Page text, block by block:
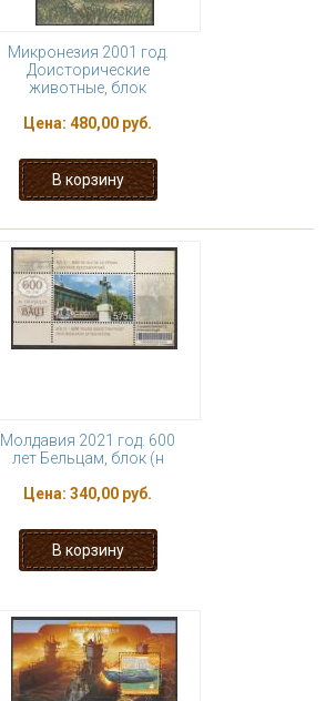
Микронезия 2001 год.
Доисторические
животные, блок
Цена: 480,00 руб.
Молдавия 2021 год. 600
лет Бельцам, блок (н
Цена: 340,00 руб.